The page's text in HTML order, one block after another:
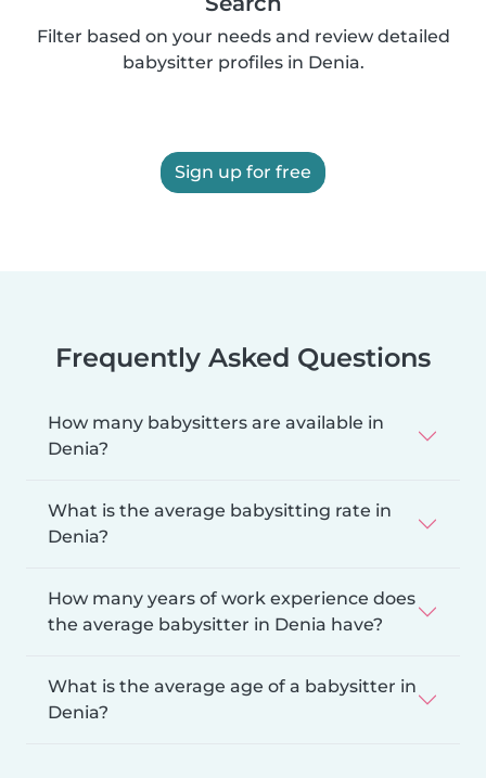
Filter based on your needs and review detailed
babysitter profiles in Denia.
Sign up for free
Frequently Asked Questions
How many babysitters are available in
Denia?
What is the average babysitting rate in
Denia?
How many years of work experience does
the average babysitter in Denia have?
What is the average age of a babysitter in
Denia?